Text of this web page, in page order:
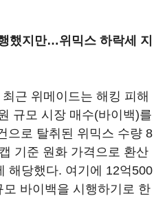
했지만…위믹스 하락세 지
근 위메이드는 해킹 피해
규모 시장 매수(바이백)를
으로 탈취된 위믹스 수량 8
기준 원화 가격으로 환산
해당했다. 여기에 12억500
바이백을 시행하기로 한